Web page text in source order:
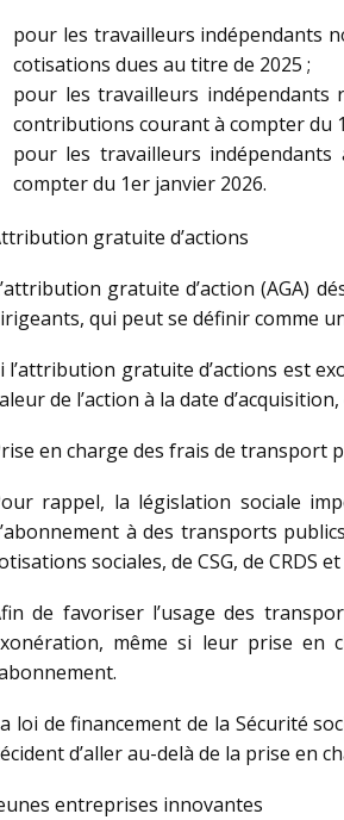
pour les travailleurs indépendants
cotisations dues au titre de 2025 ;
pour les travailleurs indépendants
contributions courant à compter du
pour les travailleurs
compter du 1er janvier 2026.
gratuite d’actions
gratuite d’action (AGA)
qui peut se définir comme
l’attribution gratuite d’actions est
de l’action à la date
en charge des frais de transport
rappel, la législation sociale
à des transports
sociales, de CSG, de CRDS
de favoriser l’usage des
même si leur prise en
loi de financement de la Sécurité
d’aller au-delà de la prise en
entreprises innovantes